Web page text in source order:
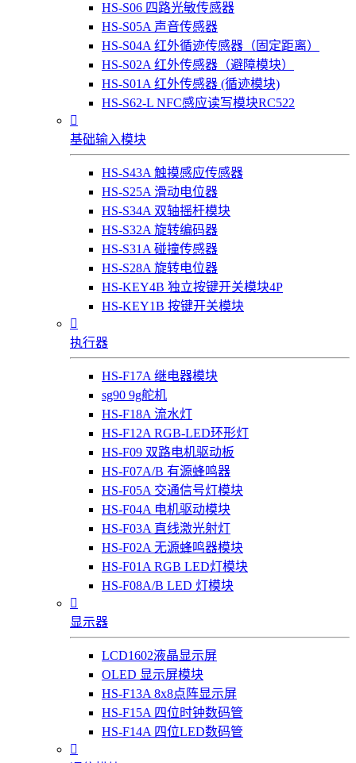
HS-S06 四路光敏传感器
HS-S05A 声音传感器
HS-S04A 红外循迹传感器（固定距离）
HS-S02A 红外传感器（避障模块）
HS-S01A 红外传感器 (循迹模块)
HS-S62-L NFC感应读写模块RC522

基础输入模块
HS-S43A 触摸感应传感器
HS-S25A 滑动电位器
HS-S34A 双轴摇杆模块
HS-S32A 旋转编码器
HS-S31A 碰撞传感器
HS-S28A 旋转电位器
HS-KEY4B 独立按键开关模块4P
HS-KEY1B 按键开关模块

执行器
HS-F17A 继电器模块
sg90 9g舵机
HS-F18A 流水灯
HS-F12A RGB-LED环形灯
HS-F09 双路电机驱动板
HS-F07A/B 有源蜂鸣器
HS-F05A 交通信号灯模块
HS-F04A 电机驱动模块
HS-F03A 直线激光射灯
HS-F02A 无源蜂鸣器模块
HS-F01A RGB LED灯模块
HS-F08A/B LED 灯模块

显示器
LCD1602液晶显示屏
OLED 显示屏模块
HS-F13A 8x8点阵显示屏
HS-F15A 四位时钟数码管
HS-F14A 四位LED数码管
